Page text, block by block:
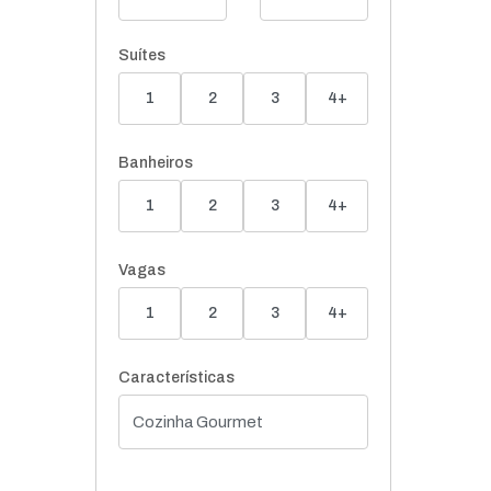
Suítes
1 2 3 4+
Banheiros
1 2 3 4+
Vagas
1 2 3 4+
Características